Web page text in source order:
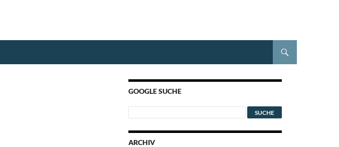
GOOGLE SUCHE
ARCHIV